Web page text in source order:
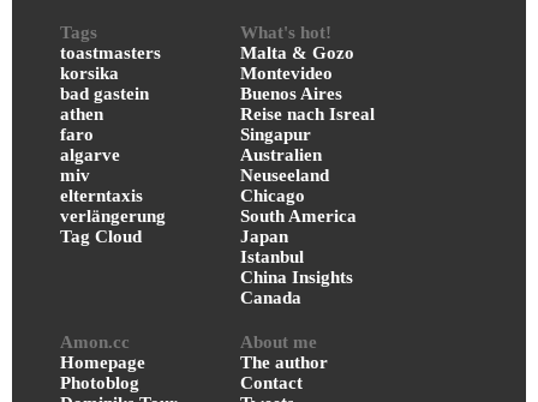
Tags
toastmasters
korsika
bad gastein
athen
faro
algarve
miv
elterntaxis
verlängerung
Tag Cloud
What's hot!
Malta & Gozo
Montevideo
Buenos Aires
Reise nach Isreal
Singapur
Australien
Neuseeland
Chicago
South America
Japan
Istanbul
China Insights
Canada
Amon.cc
Homepage
Photoblog
About me
The author
Contact